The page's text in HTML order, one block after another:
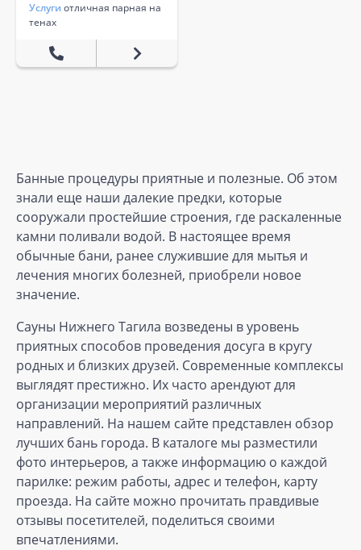
Услуги отличная парная на
тенах
Банные процедуры приятные и полезные. Об этом
знали еще наши далекие предки, которые
сооружали простейшие строения, где раскаленные
камни поливали водой. В настоящее время
обычные бани, ранее служившие для мытья и
лечения многих болезней, приобрели новое
значение.
Сауны Нижнего Тагила возведены в уровень
приятных способов проведения досуга в кругу
родных и близких друзей. Современные комплексы
выглядят престижно. Их часто арендуют для
организации мероприятий различных
направлений. На нашем сайте представлен обзор
лучших бань города. В каталоге мы разместили
фото интерьеров, а также информацию о каждой
парилке: режим работы, адрес и телефон, карту
проезда. На сайте можно прочитать правдивые
отзывы посетителей, поделиться своими
впечатлениями.